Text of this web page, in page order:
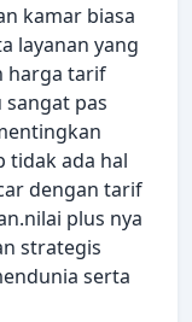
kamar biasa
layanan yang
harga tarif
pas
tidak ada hal
dengan tarif
plus nya
strategis
serta